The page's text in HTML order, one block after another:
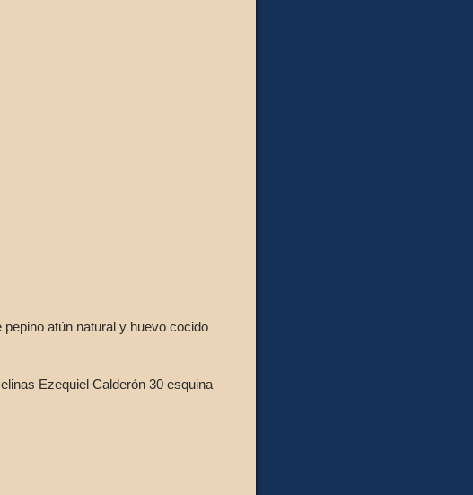
atún natural y huevo cocido
Ezequiel Calderón 30 esquina